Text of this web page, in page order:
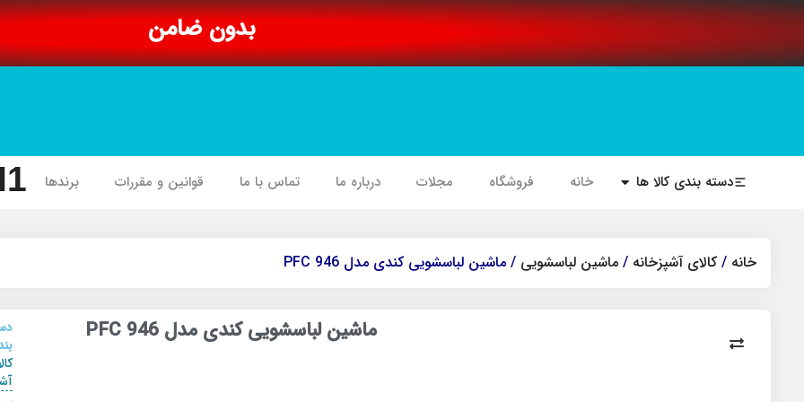
بدون ضامن
دسته بندی کالا ها خانه فروشگاه مجلات درباره ما تماس با ما قوانین و مقررات برندها
خانه / کالای آشپزخانه / ماشین لباسشویی / ماشین لباسشویی کندی مدل PFC 946
ماشین لباسشویی کندی مدل PFC 946